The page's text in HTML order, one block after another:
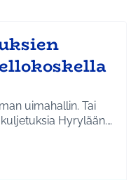
uimahallin. Tai
Hyrylään.…
Tuusula